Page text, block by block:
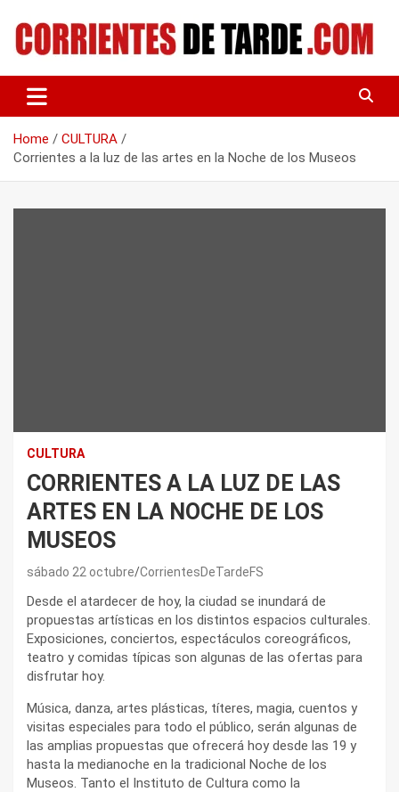
content
CORRIENTES DE TARDE
Home
CULTURA
Corrientes a la luz de las artes en la Noche de los Museos
CULTURA
CORRIENTES A LA LUZ DE LAS
ARTES EN LA NOCHE DE LOS
MUSEOS
sábado 22 octubre CorrientesDeTardeFS
Desde el atardecer de hoy, la ciudad se inundará de
propuestas artísticas en los distintos espacios culturales.
Exposiciones, conciertos, espectáculos coreográficos,
teatro y comidas típicas son algunas de las ofertas para
disfrutar hoy.
Música, danza, artes plásticas, títeres, magia, cuentos y
visitas especiales para todo el público, serán algunas de
las amplias propuestas que ofrecerá hoy desde las 19 y
hasta la medianoche en la tradicional Noche de los
Museos. Tanto el Instituto de Cultura como la